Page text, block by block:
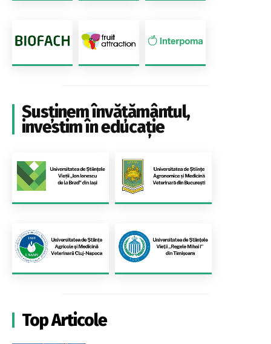
Susținem învățământul,
investim în educație
Top Articole